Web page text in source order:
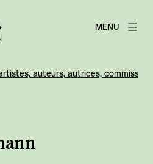
MENU
artistes, auteurs, autrices,